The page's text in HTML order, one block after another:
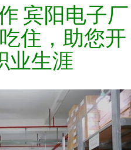
宾阳电子厂
住，助您开
业生涯